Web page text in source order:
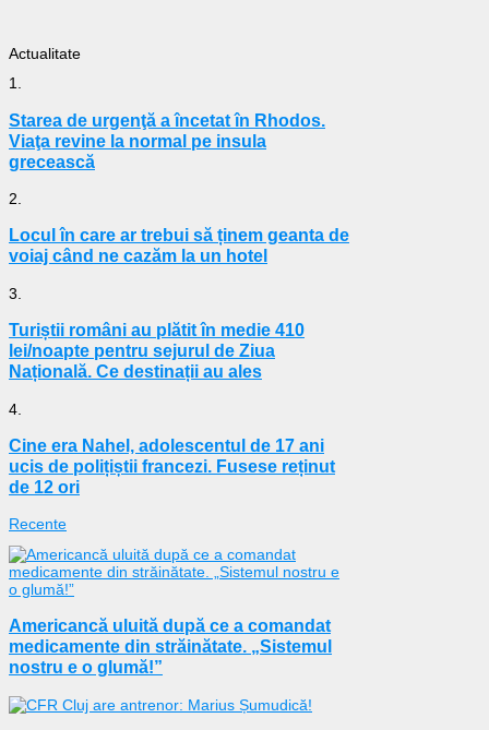
Actualitate
1.
Starea de urgenţă a încetat în Rhodos.
Viaţa revine la normal pe insula
grecească
2.
Locul în care ar trebui să ținem geanta de
voiaj când ne cazăm la un hotel
3.
Turiștii români au plătit în medie 410
lei/noapte pentru sejurul de Ziua
Națională. Ce destinații au ales
4.
Cine era Nahel, adolescentul de 17 ani
ucis de polițiștii francezi. Fusese reținut
de 12 ori
Recente
Americancă uluită după ce a comandat
medicamente din străinătate. „Sistemul
nostru e o glumă!”